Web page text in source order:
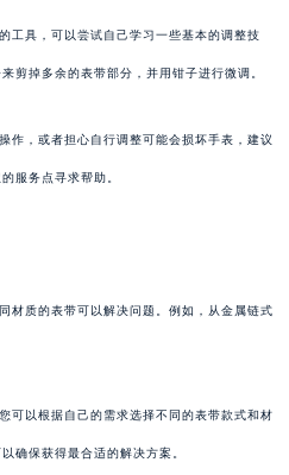
工具，可以尝试自己学习一些基本的调整技
剪掉多余的表带部分，并用钳子进行微调。
作，或者担心自行调整可能会损坏手表，建议
服务点寻求帮助。
材质的表带可以解决问题。例如，从金属链式
可以根据自己的需求选择不同的表带款式和材
确保获得最合适的解决方案。